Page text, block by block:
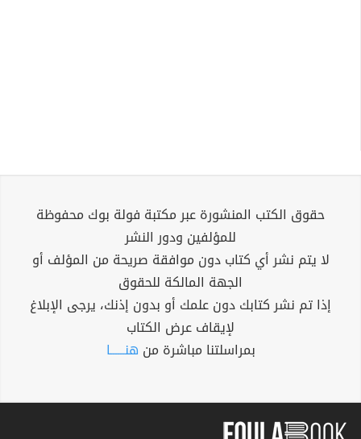
حقوق الكتب المنشورة عبر مكتبة فولة بوك محفوظة
للمؤلفين ودور النشر
لا يتم نشر أي كتاب دون موافقة صريحة من المؤلف أو
الجهة المالكة للحقوق
إذا تم نشر كتابك دون علمك أو بدون إذنك، يرجى الإبلاغ
لإيقاف عرض الكتاب
بمراسلتنا مباشرة من هنــــــا